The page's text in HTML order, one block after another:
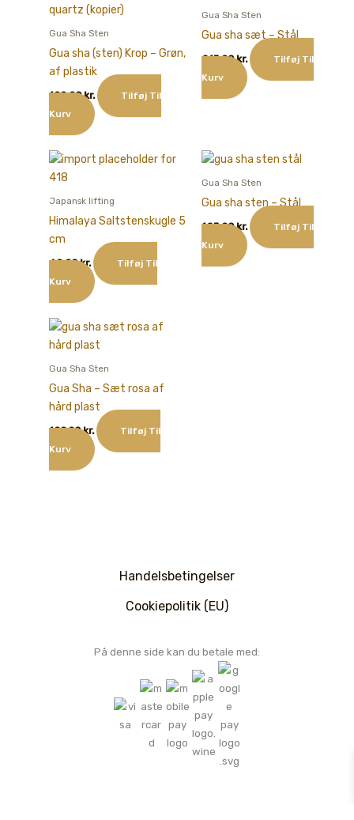
Gua Sha Sten
Gua sha (sten) Krop – Grøn,
af plastik
100,00kr.
Tilføj Til
Kurv
Gua Sha Sten
Gua sha sæt – Stål
215,00kr.
Tilføj Til
Kurv
Japansk lifting
Himalaya Saltstenskugle 5
cm
60,00kr.
Tilføj Til
Kurv
Gua Sha Sten
Gua sha sten – Stål
125,00kr.
Tilføj Til
Kurv
Gua Sha Sten
Gua Sha – Sæt rosa af
hård plast
199,00kr.
Tilføj Til
Kurv
Handelsbetingelser
Cookiepolitik (EU)
På denne side kan du betale med: